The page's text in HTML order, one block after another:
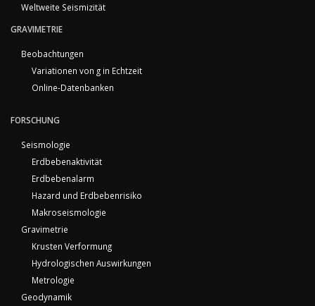
Weltweite Seismizität
GRAVIMETRIE
Beobachtungen
Variationen von g in Echtzeit
Online-Datenbanken
FORSCHUNG
Seismologie
Erdbebenaktivität
Erdbebenalarm
Hazard und Erdbebenrisiko
Makroseismologie
Gravimetrie
Krusten Verformung
Hydrologischen Auswirkungen
Metrologie
Geodynamik